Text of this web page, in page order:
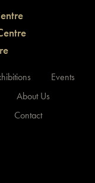
Events
About Us
Contact